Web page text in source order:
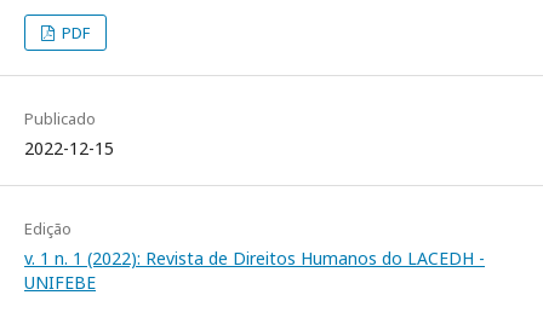
PDF
Publicado
2022-12-15
Edição
v. 1 n. 1 (2022): Revista de Direitos Humanos do LACEDH -
UNIFEBE